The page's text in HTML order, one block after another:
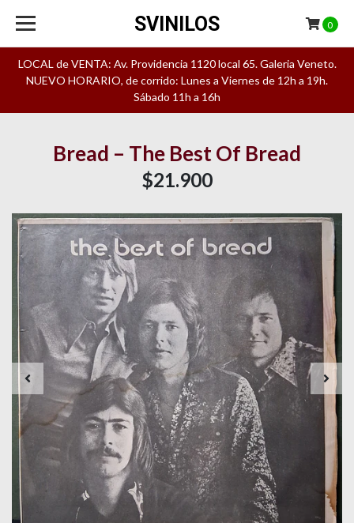
LOCAL de VENTA: Av. Providencia 1120 local 65. Galeria Veneto.
NUEVO HORARIO, de corrido: Lunes a Viernes de 12h a 19h.
Sábado 11h a 16h
SVINILOS 0
Bread – The Best Of Bread
$21.900